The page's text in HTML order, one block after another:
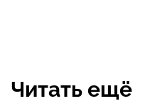
Читать ещё